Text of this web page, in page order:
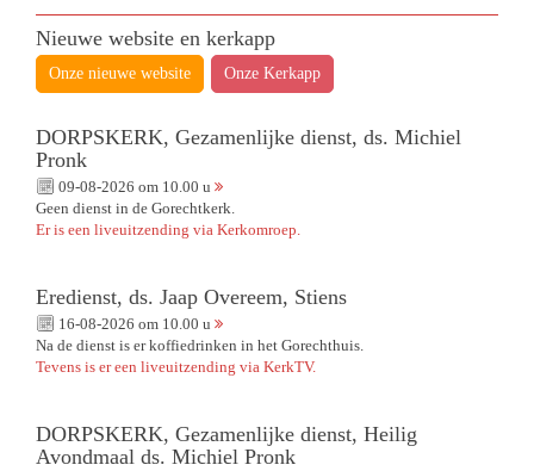
Nieuwe website en kerkapp
Onze nieuwe website Onze Kerkapp
DORPSKERK, Gezamenlijke dienst, ds. Michiel
Pronk
09-08-2026 om 10.00 u
Geen dienst in de Gorechtkerk.
Er is een liveuitzending via Kerkomroep.
Eredienst, ds. Jaap Overeem, Stiens
16-08-2026 om 10.00 u
Na de dienst is er koffiedrinken in het Gorechthuis.
Tevens is er een liveuitzending via KerkTV.
DORPSKERK, Gezamenlijke dienst, Heilig
Avondmaal ds. Michiel Pronk